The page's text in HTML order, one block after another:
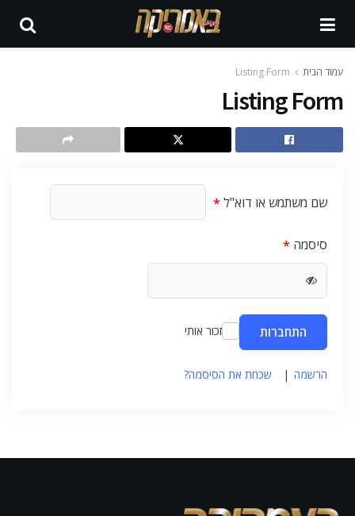
עמוד הבית Listing Form
Listing Form
שם משתמש או דוא"ל *
סיסמה *
התחברות זכור אותי
הרשמה | שכחת את הסיסמה?